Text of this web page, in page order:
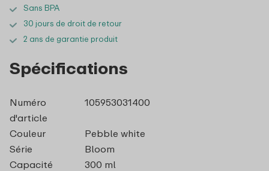
Sans BPA
30 jours de droit de retour
2 ans de garantie produit
Spécifications
Numéro
d'article
105953031400
Couleur
Pebble white
Série
Bloom
Capacité
300 ml